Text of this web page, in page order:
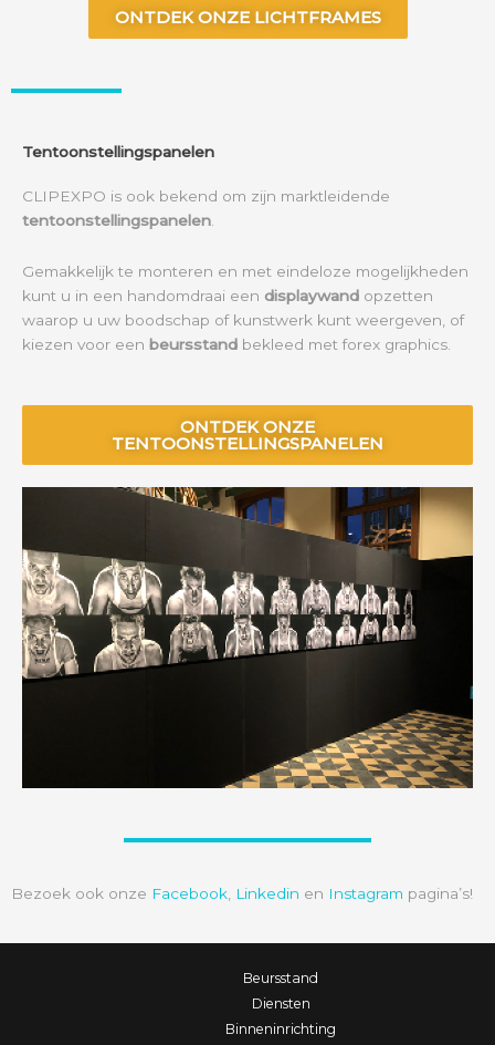
ONTDEK ONZE LICHTFRAMES
Tentoonstellingspanelen
CLIPEXPO is ook bekend om zijn marktleidende
tentoonstellingspanelen
Gemakkelijk te monteren en met eindeloze mogelijkheden
kunt u in een handomdraai een displaywand opzetten
waarop u uw boodschap of kunstwerk kunt weergeven, of
kiezen voor een beursstand bekleed met forex graphics.
ONTDEK ONZE
TENTOONSTELLINGSPANELEN
Bezoek ook onze Facebook Linkedin en Instagram pagina’s!
Beursstand
Diensten
Binneninrichting